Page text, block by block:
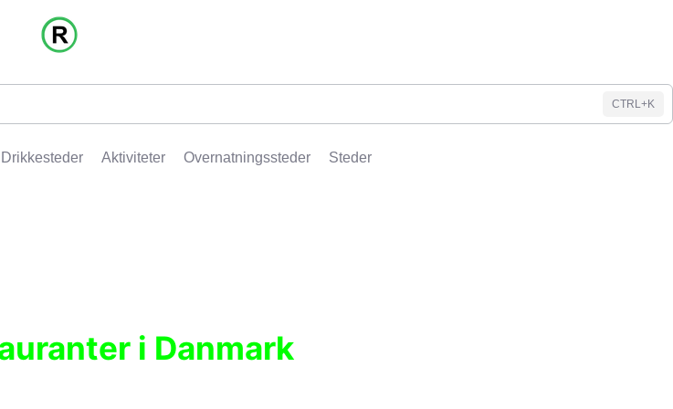
CTRL+K
Drikkesteder Aktiviteter Overnatningssteder Steder
i Danmark